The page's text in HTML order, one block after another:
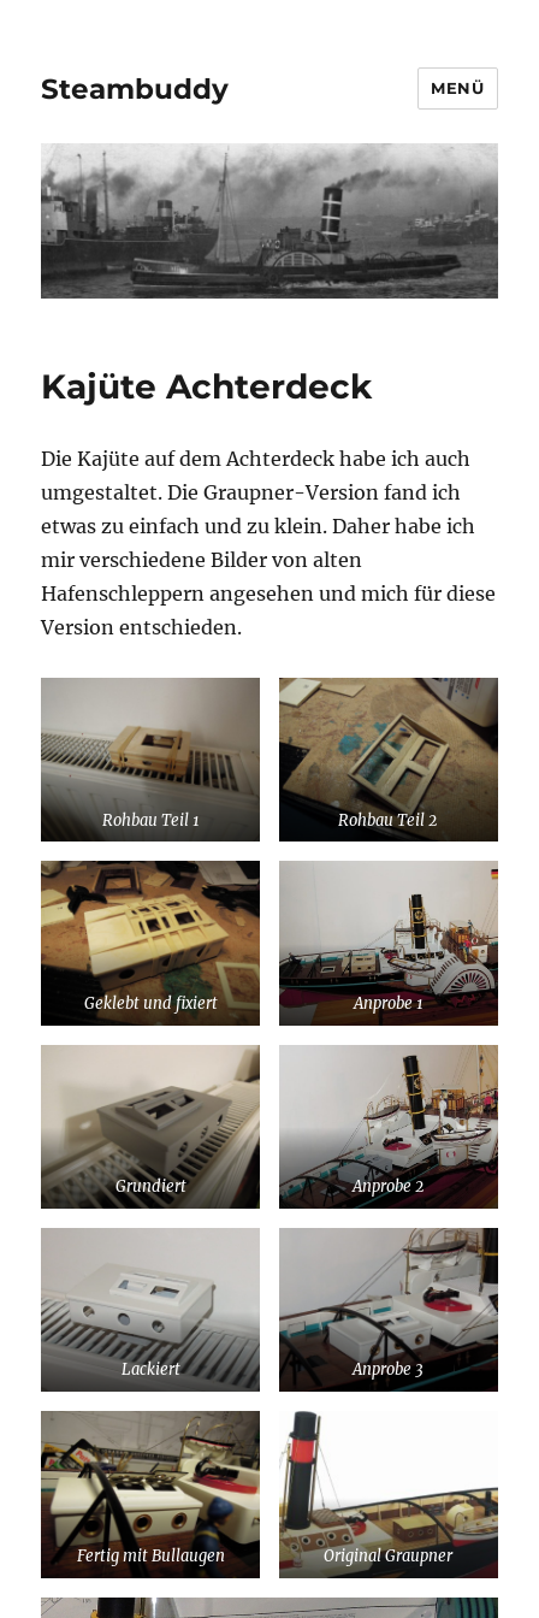
Steambuddy MENÜ
Kajüte Achterdeck
Die Kajüte auf dem Achterdeck habe ich auch
umgestaltet. Die Graupner-Version fand ich
etwas zu einfach und zu klein. Daher habe ich
mir verschiedene Bilder von alten
Hafenschleppern angesehen und mich für diese
Version entschieden.
Rohbau Teil 1 Rohbau Teil 2
Geklebt und fixiert Anprobe 1
Grundiert Anprobe 2
Lackiert Anprobe 3
Fertig mit Bullaugen Original Graupner